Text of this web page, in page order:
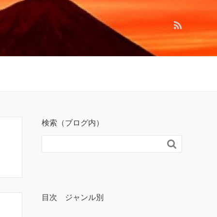
検索（ブログ内）

目次 ジャンル別